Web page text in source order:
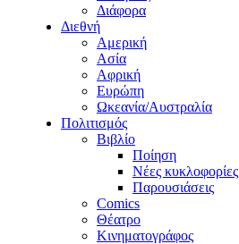
Διάφορα
Διεθνή
Αμερική
Ασία
Αφρική
Ευρώπη
Ωκεανία/Αυστραλία
Πολιτισμός
Βιβλίο
Ποίηση
Νέες κυκλοφορίες
Παρουσιάσεις
Comics
Θέατρο
Κινηματογράφος